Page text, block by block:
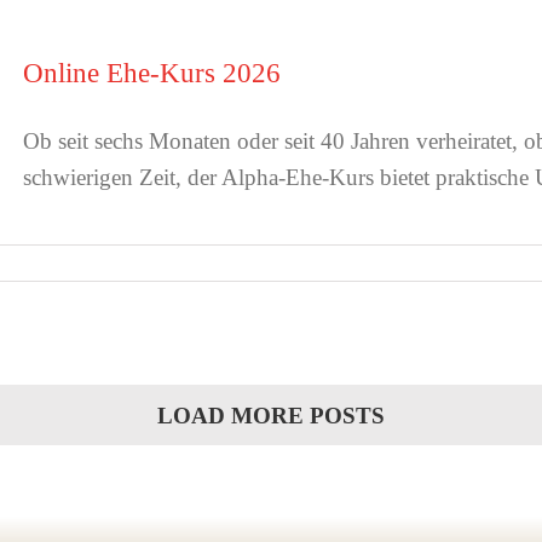
Online Ehe-Kurs 2026
Ob seit sechs Monaten oder seit 40 Jahren verheiratet,
schwierigen Zeit, der Alpha-Ehe-Kurs bietet
LOAD MORE POSTS